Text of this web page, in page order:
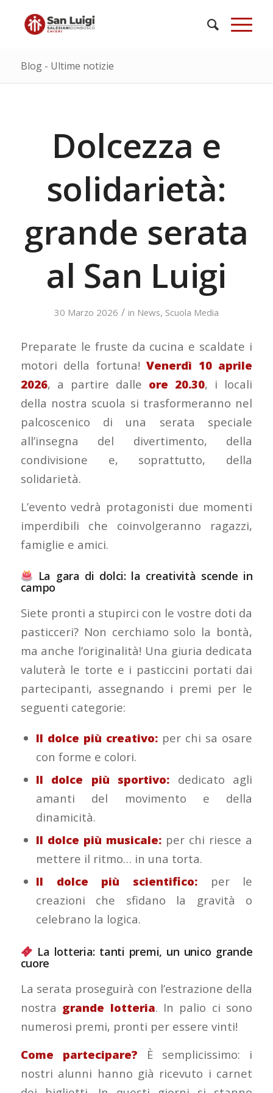
Blog - Ultime notizie
Dolcezza e
solidarietà:
grande serata
al San Luigi
30 Marzo 2026 / in News, Scuola Media
Preparate le fruste da cucina e scaldate i
motori della fortuna!Venerdì 10 aprile
2026, a partire dalle ore 20.30, i locali
della nostra scuola si trasformeranno nel
palcoscenico di una serata speciale
all’insegna del divertimento, della
condivisione e, soprattutto, della
solidarietà.
L’evento vedrà protagonisti due momenti
imperdibili che coinvolgeranno ragazzi,
famiglie e amici.
La gara di dolci: la creatività scende in
campo
Siete pronti a stupirci con le vostre doti da
pasticceri? Non cerchiamo solo la bontà,
ma anche l’originalità! Una giuria dedicata
valuterà le torte e i pasticcini portati dai
partecipanti, assegnando i premi per le
seguenti categorie:
Il dolce più creativo: per chi sa osare
con forme e colori.
Il dolce più sportivo: dedicato agli
amanti del movimento e della
dinamicità.
Il dolce più musicale: per chi riesce a
mettere il ritmo… in una torta.
Il dolce più scientifico: per le
creazioni che sfidano la gravità o
celebrano la logica.
La lotteria: tanti premi, un unico grande
cuore
La serata proseguirà con l’estrazione della
nostra grande lotteria. In palio ci sono
numerosi premi, pronti per essere vinti!
Come partecipare? È semplicissimo: i
nostri alunni hanno già ricevuto i carnet